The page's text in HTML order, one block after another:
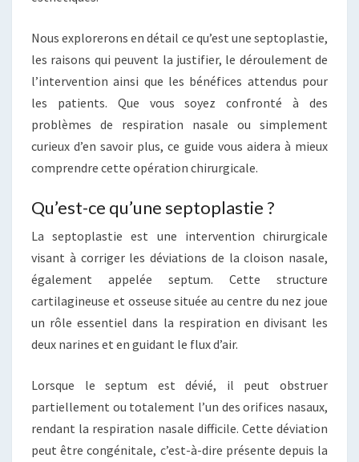
Nous explorerons en détail ce qu’est une septoplastie,
les raisons qui peuvent la justifier, le déroulement de
l’intervention ainsi que les bénéfices attendus pour
les patients. Que vous soyez confronté à des
problèmes de respiration nasale ou simplement
curieux d’en savoir plus, ce guide vous aidera à mieux
comprendre cette opération chirurgicale.
Qu’est-ce qu’une septoplastie ?
La septoplastie est une intervention chirurgicale
visant à corriger les déviations de la cloison nasale,
également appelée septum. Cette structure
cartilagineuse et osseuse située au centre du nez joue
un rôle essentiel dans la respiration en divisant les
deux narines et en guidant le flux d’air.
Lorsque le septum est dévié, il peut obstruer
partiellement ou totalement l’un des orifices nasaux,
rendant la respiration nasale difficile. Cette déviation
peut être congénitale, c’est-à-dire présente depuis la